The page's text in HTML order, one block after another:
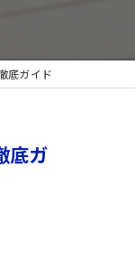
底ガイド
底ガ